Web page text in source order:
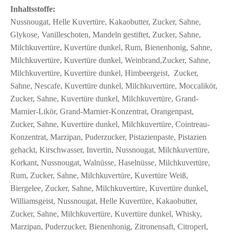
Inhaltsstoffe:
Nussnougat, Helle Kuvertüre, Kakaobutter, Zucker, Sahne,
Glykose, Vanilleschoten, Mandeln gestiftet, Zucker, Sahne,
Milchkuvertüre, Kuvertüre dunkel, Rum, Bienenhonig, Sahne,
Milchkuvertüre, Kuvertüre dunkel, Weinbrand,Zucker, Sahne,
Milchkuvertüre, Kuvertüre dunkel, Himbeergeist, Zucker,
Sahne, Nescafe, Kuvertüre dunkel, Milchkuvertüre, Moccalikör,
Zucker, Sahne, Kuvertüre dunkel, Milchkuvertüre, Grand-
Marnier-Likör, Grand-Marnier-Konzentrat, Orangenpast,
Zucker, Sahne, Kuvertüre dunkel, Milchkuvertüre, Cointreau-
Konzentrat, Marzipan, Puderzucker, Pistazienpaste, Pistazien
gehackt, Kirschwasser, Invertin, Nussnougat, Milchkuvertüre,
Korkant, Nussnougat, Walnüsse, Haselnüsse, Milchkuvertüre,
Rum, Zucker, Sahne, Milchkuvertüre, Kuvertüre Weiß,
Biergelee, Zucker, Sahne, Milchkuvertüre, Kuvertüre dunkel,
Williamsgeist, Nussnougat, Helle Kuvertüre, Kakaobutter,
Zucker, Sahne, Milchkuvertüre, Kuvertüre dunkel, Whisky,
Marzipan, Puderzucker, Bienenhonig, Zitronensaft, Citroperl,